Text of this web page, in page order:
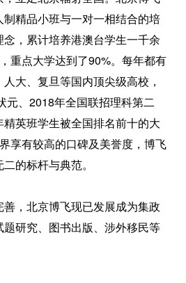
精品小班与一对一相结合的培
，累计培养港澳台学生一千余
重点大学达到了90%。每年都有
大、复旦等国内顶尖级高校，
元、2018年全国联招理科第二
英班学生被全国排名前十的大
享有较高的口碑及美誉度，博飞
的标杆与典范。
，北京博飞现已发展成为集政
研究、图书出版、涉外移民等